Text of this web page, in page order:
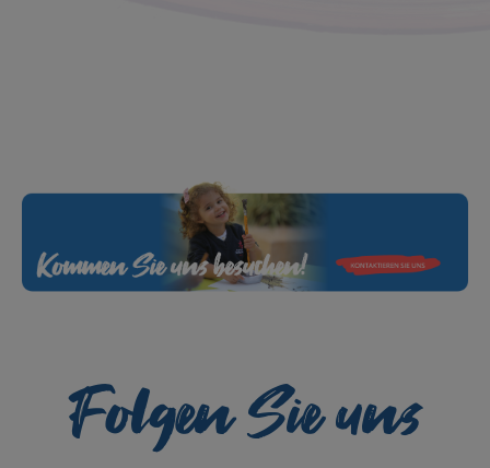
Folgen Sie uns